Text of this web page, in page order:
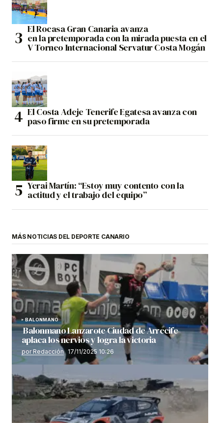
El Rocasa Gran Canaria avanza
en la pretemporada con la mirada puesta en el
V Torneo Internacional Servatur Costa Mogán
El Costa Adeje Tenerife Egatesa avanza con
paso firme en su pretemporada
Yerai Martín: “Estoy muy contento con la
actitud y el trabajo del equipo”
MÁS NOTICIAS DEL DEPORTE CANARIO
BALONMANO
Balonmano Lanzarote Ciudad de Arrecife
aplaca los nervios y logra la victoria
por Redacción 17/11/2025 10:26